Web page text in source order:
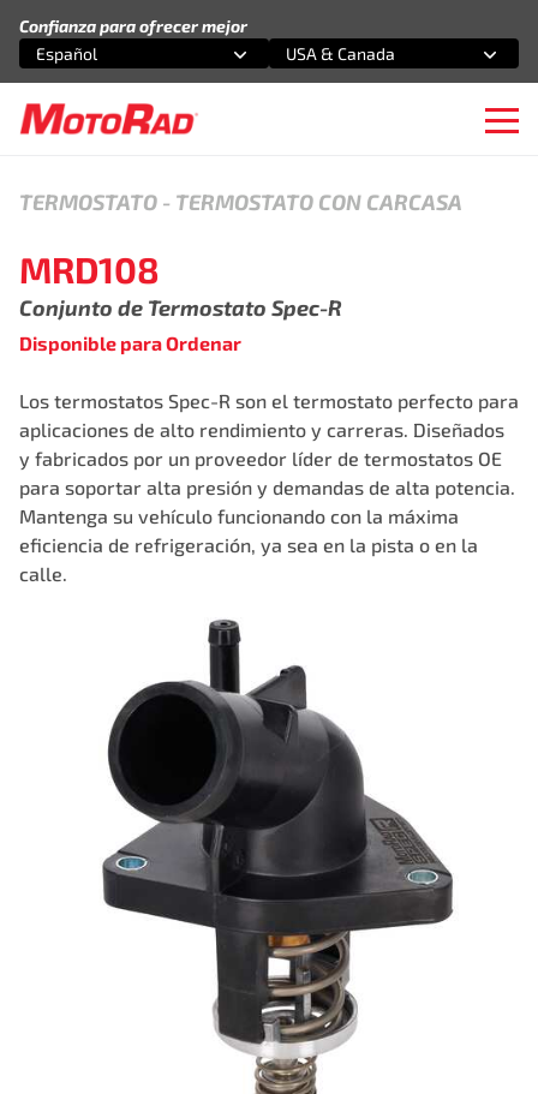
Confianza para ofrecer mejor
Selecciona una opción
Español
Selecciona una opción
USA & Canada
TERMOSTATO - TERMOSTATO CON CARCASA
MRD108
Conjunto de Termostato Spec-R
Disponible para Ordenar
Los termostatos Spec-R️ son el termostato perfecto para
aplicaciones de alto rendimiento y carreras. Diseñados
y fabricados por un proveedor líder de termostatos OE
para soportar alta presión y demandas de alta potencia.
Mantenga su vehículo funcionando con la máxima
eficiencia de refrigeración, ya sea en la pista o en la
calle.